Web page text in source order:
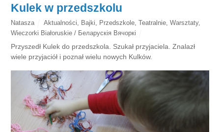
Kulek w przedszkolu
Natasza Aktualności Bajki Przedszkole Teatralnie Warsztaty,
Wieczorki Białoruskie / Беларускія Вячоркі
Przyszedł Kulek do przedszkola. Szukał przyjaciela. Znalazł
wiele przyjaciół i poznał wielu nowych Kulków.